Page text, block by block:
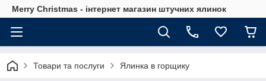
Merry Christmas - інтернет магазин штучних ялинок
Товари та послуги Ялинка в горщику